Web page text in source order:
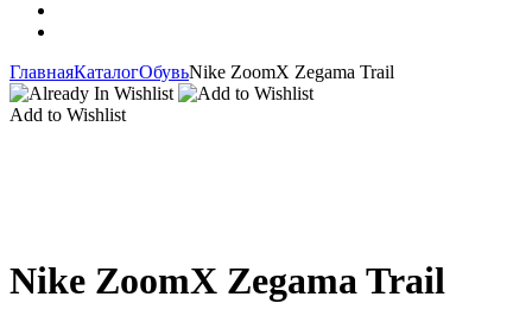
ГлавнаяКаталогОбувьNike ZoomX Zegama Trail
Add to Wishlist
Nike ZoomX Zegama Trail